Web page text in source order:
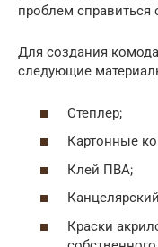
проблем справиться
Для создания
следующие
Степлер;
Картонные
Клей ПВА;
Краски